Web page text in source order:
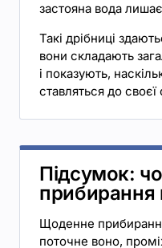
застояна вода
Такі дрібниці
вони складають
і показують,
ставляться до своєї
Підсумок:
прибирання
Щоденне
поточне воно,